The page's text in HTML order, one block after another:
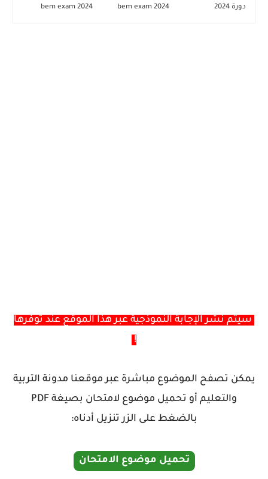
دورة 2024 2024 bem exam
2024 bem exam
سيتم نشر الإجابة النموذجية عبر هذا الموقع عند توفرها
!
يمكن تصفح الموضوع مباشرة عبر موقعنا مدونة التربية
والتعليم أو تحميل موضوع لامتحان بصيغة PDF
بالضغط على الزر تنزيل أدناه:
تحميل موضوع الامتحان